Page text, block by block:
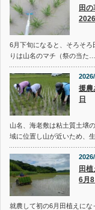
田
6月下旬になると、そろそ
りは山名のマチ（祭の当た…
援
日
山名、海老敷は粘土質土壌
域に位置し山が近いため、
田
6月
就農して初の6月田植えに